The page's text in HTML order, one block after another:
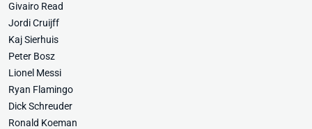
Givairo Read
Jordi Cruijff
Kaj Sierhuis
Peter Bosz
Lionel Messi
Ryan Flamingo
Dick Schreuder
Ronald Koeman